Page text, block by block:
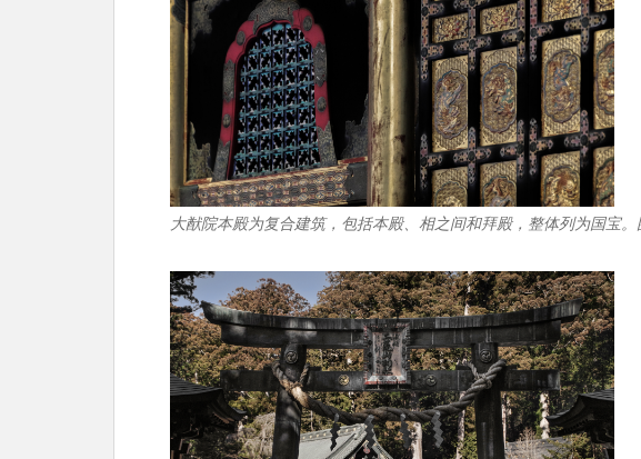
大猷院本殿为复合建筑，包括本殿、相之间和拜殿，整体列为国宝